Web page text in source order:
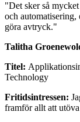
"Det sker så
och
göra avtryck."
Talitha
Titel:
Technology
Fritidsintressen:
framför allt att